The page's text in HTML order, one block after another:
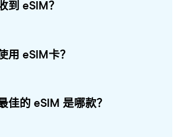
到 eSIM？
用 eSIM卡？
佳的 eSIM 是哪款？